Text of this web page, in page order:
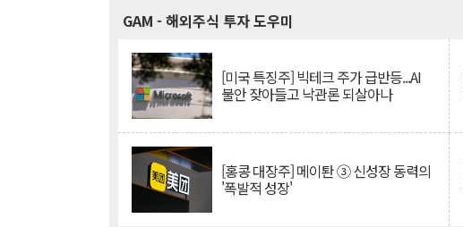
GAM - 해외주식 투자 도우미
[미국 특징주] 빅테크 주가 급반등...AI
불안 잦아들고 낙관론 되살아나
[홍콩 대장주] 메이퇀 ③ 신성장 동력의
'폭발적 성장'